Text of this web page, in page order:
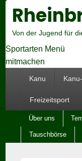
Von der Jugend für
Sportarten Menü
mitmachen
Kanu
Freizeitsport
Untermenü
Über uns
Tauschbörse